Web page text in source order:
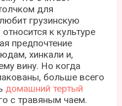
для
грузинскую
к культуре
предпочтение
хинкали и,
вину. Но когда
больше всего
домашний тертый
с травяным чаем.